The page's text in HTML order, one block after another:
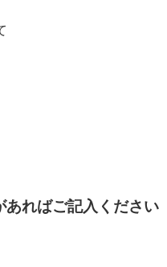
ればご記入ください